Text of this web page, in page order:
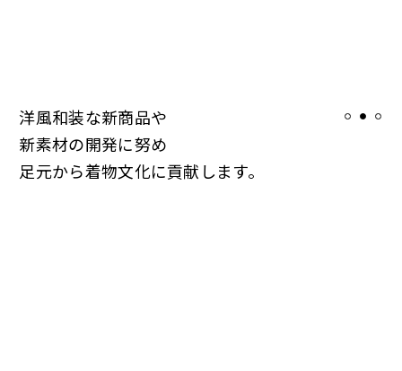
洋風和装な新商品や
新素材の開発に努め
足元から着物文化に貢献します。